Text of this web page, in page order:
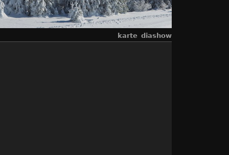
karte diashow